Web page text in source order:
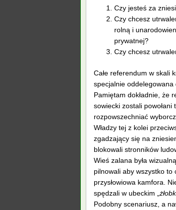
Czy jesteś za
Czy chcesz
rolną i
prywatnej?
Czy chcesz
Całe referendum w skali
specjalnie oddelegowana
Pamiętam dokładnie, że
sowiecki zostali powołani
rozpowszechniać
Władzy tej z kolei
zgadzający się na
blokowali stronników
Wieś zalana była
pilnowali aby wszystko to
przysłowiowa kamfora.
spędzali w ubeckim „
Podobny scenariusz, a